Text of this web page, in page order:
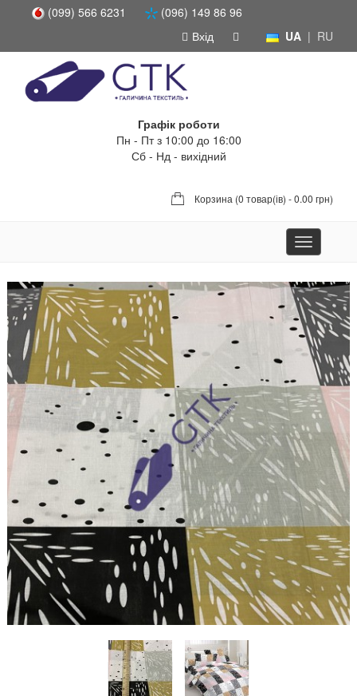
(099) 566 6231
(096) 149 86 96
UA | RU
Вхід
Графік роботи
Пн - Пт з 10:00 до 16:00
Сб - Нд - вихідний
Корзина (0 товар(ів) - 0.00 грн)
Toggle
navigation